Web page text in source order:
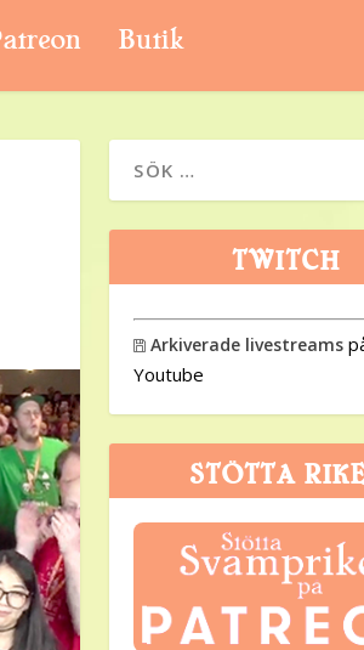
Butik
TWITCH
 Arkiverade livestreams
Youtube
STÖTTA